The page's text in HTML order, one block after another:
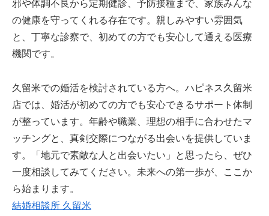
邪や体調不良から定期健診、予防接種まで、家族みんな
の健康を守ってくれる存在です。親しみやすい雰囲気
と、丁寧な診察で、初めての方でも安心して通える医療
機関です。
久留米での婚活を検討されている方へ。ハピネス久留米
店では、婚活が初めての方でも安心できるサポート体制
が整っています。年齢や職業、理想の相手に合わせたマ
ッチングと、真剣交際につながる出会いを提供していま
す。「地元で素敵な人と出会いたい」と思ったら、ぜひ
一度相談してみてください。未来への第一歩が、ここか
ら始まります。
結婚相談所 久留米